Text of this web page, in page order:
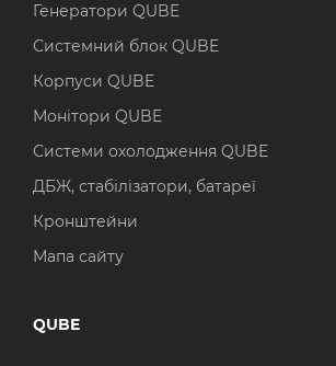
Генератори QUBE
Системний блок QUBE
Корпуси QUBE
Монітори QUBE
Системи охолодження QUBE
ДБЖ, стабілізатори, батареї
Кронштейни
Мапа сайту
QUBE